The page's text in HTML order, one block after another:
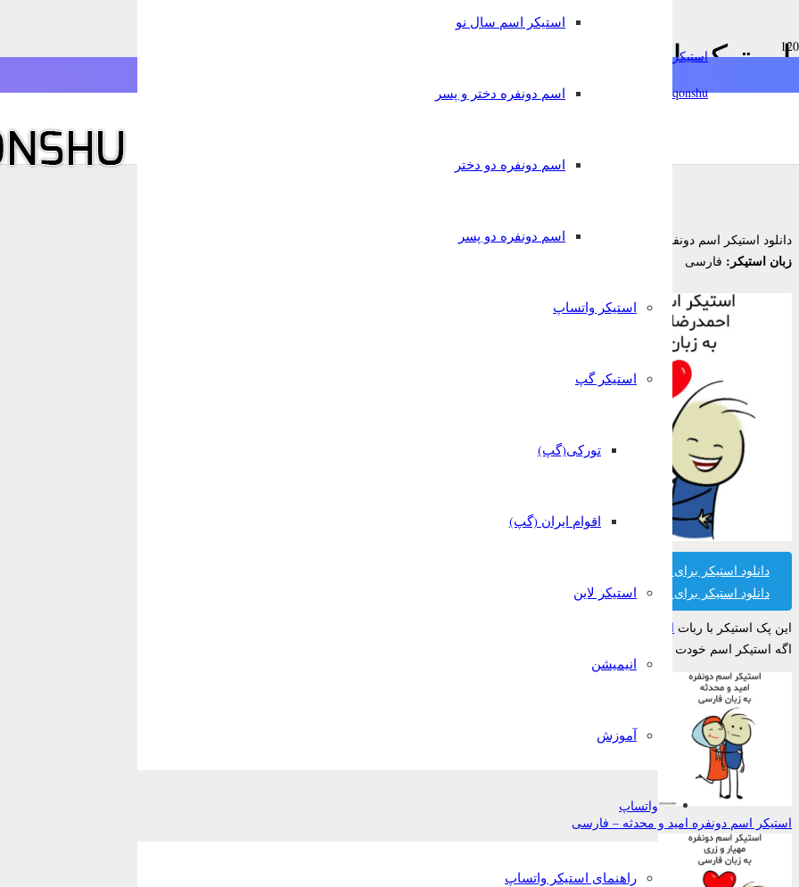
استیکرساز
qonshu@
استیکر اسم سال نو
اسم دونفره دختر و پسر
اسم دونفره دو دختر
اسم دونفره دو پسر
استیکر واتساپ
استیکر گپ
تورکی(گپ)
اقوام ایران (گپ)
استیکر لاین
انیمیشن
آموزش
واتساپ
راهنمای استیکر واتساپ
استیکر اسم دونفره احمدرضا و ساجده – فارسی
دانلود استیکر اسم دونفره
احمدرضا و ساجده
زبان استیکر: فارسی
دانلود استیکر برای تلگرام
دانلود استیکر برای واتساپ
این پک استیکر با ربات استیکر ساز قونشو
اگه استیکر اسم خودت رو پیدا نکردی میتونی تو ربات قونشو رایگان بسازیش!
استیکر اسم دونفره امید و محدثه – فارسی